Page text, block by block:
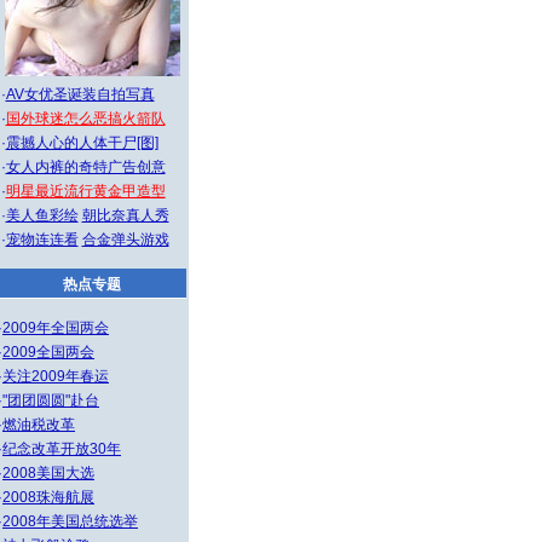
·AV女优圣诞装自拍写真
· 国外球迷怎么恶搞火箭队
·震撼人心的人体干尸[图]
·女人内裤的奇特广告创意
·明星最近流行黄金甲造型
·美人鱼彩绘 朝比奈真人秀
·宠物连连看 合金弹头游戏
热点专题
2009年全国两会
2009全国两会
关注2009年春运
"团团圆圆"赴台
燃油税改革
纪念改革开放30年
2008美国大选
2008珠海航展
2008年美国总统选举